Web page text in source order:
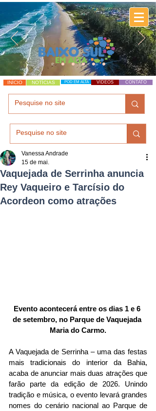
INÍCIO NOTÍCIAS POD EM ALTA VÍDEOS CONTATO
Vaquejada de Serrinha anuncia
Rey Vaqueiro e Tarcísio do
Acordeon como atrações
Vanessa Andrade
15 de mai.
Evento acontecerá entre os dias 1 e 6
de setembro, no Parque de Vaquejada
Maria do Carmo.
A Vaquejada de Serrinha – uma das festas
mais tradicionais do interior da Bahia,
acaba de anunciar mais duas atrações que
farão parte da edição de 2026. Unindo
tradição e música, o evento levará grandes
nomes do cenário nacional ao Parque de